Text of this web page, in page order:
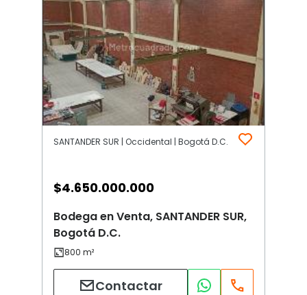
SANTANDER SUR | Occidental | Bogotá D.C.
$4.650.000.000
Bodega en Venta, SANTANDER SUR,
Bogotá D.C.
Contactar